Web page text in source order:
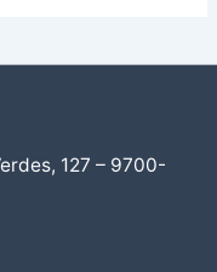
127 – 9700-